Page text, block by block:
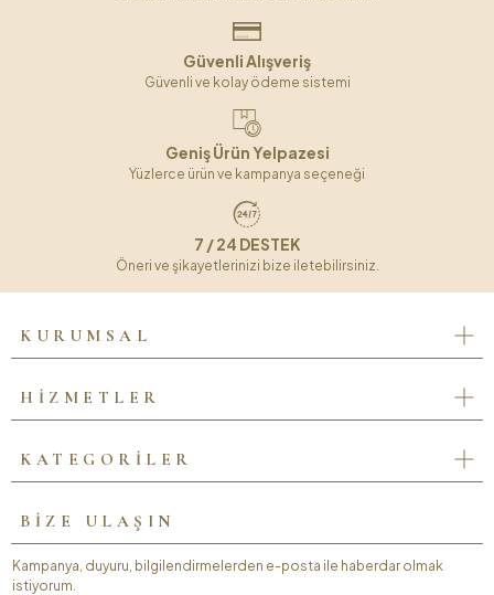
Güvenli Alışveriş
Güvenli ve kolay ödeme sistemi
Geniş Ürün Yelpazesi
Yüzlerce ürün ve kampanya seçeneği
7 / 24 DESTEK
Öneri ve şikayetlerinizi bize iletebilirsiniz.
KURUMSAL
HİZMETLER
KATEGORİLER
BİZE ULAŞIN
Kampanya, duyuru, bilgilendirmelerden e-posta ile haberdar olmak
istiyorum.